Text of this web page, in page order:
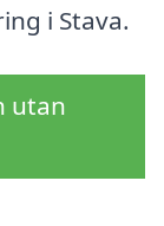
i Stava.
utan